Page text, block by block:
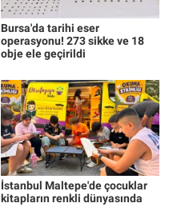
Bursa'da tarihi eser
operasyonu! 273 sikke ve 18
obje ele geçirildi
İstanbul Maltepe'de çocuklar
kitapların renkli dünyasında